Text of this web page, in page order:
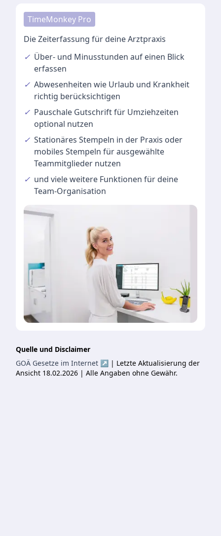
TimeMonkey Pro
Die Zeiterfassung für deine Arztpraxis
✓ Über- und Minusstunden auf einen Blick
erfassen
✓ Abwesenheiten wie Urlaub und Krankheit
richtig berücksichtigen
✓ Pauschale Gutschriftfür Umziehzeiten
optional nutzen
✓ Stationäres Stempeln in der Praxis oder
mobiles Stempeln für ausgewählte
Teammitglieder nutzen
✓ und vieleweitere Funktionen für deine
Team-Organisation
Quelle und Disclaimer
GOÄ Gesetze im Internet ↗ | Letzte Aktualisierung der
Ansicht 18.02.2026 | Alle Angaben ohne Gewähr.